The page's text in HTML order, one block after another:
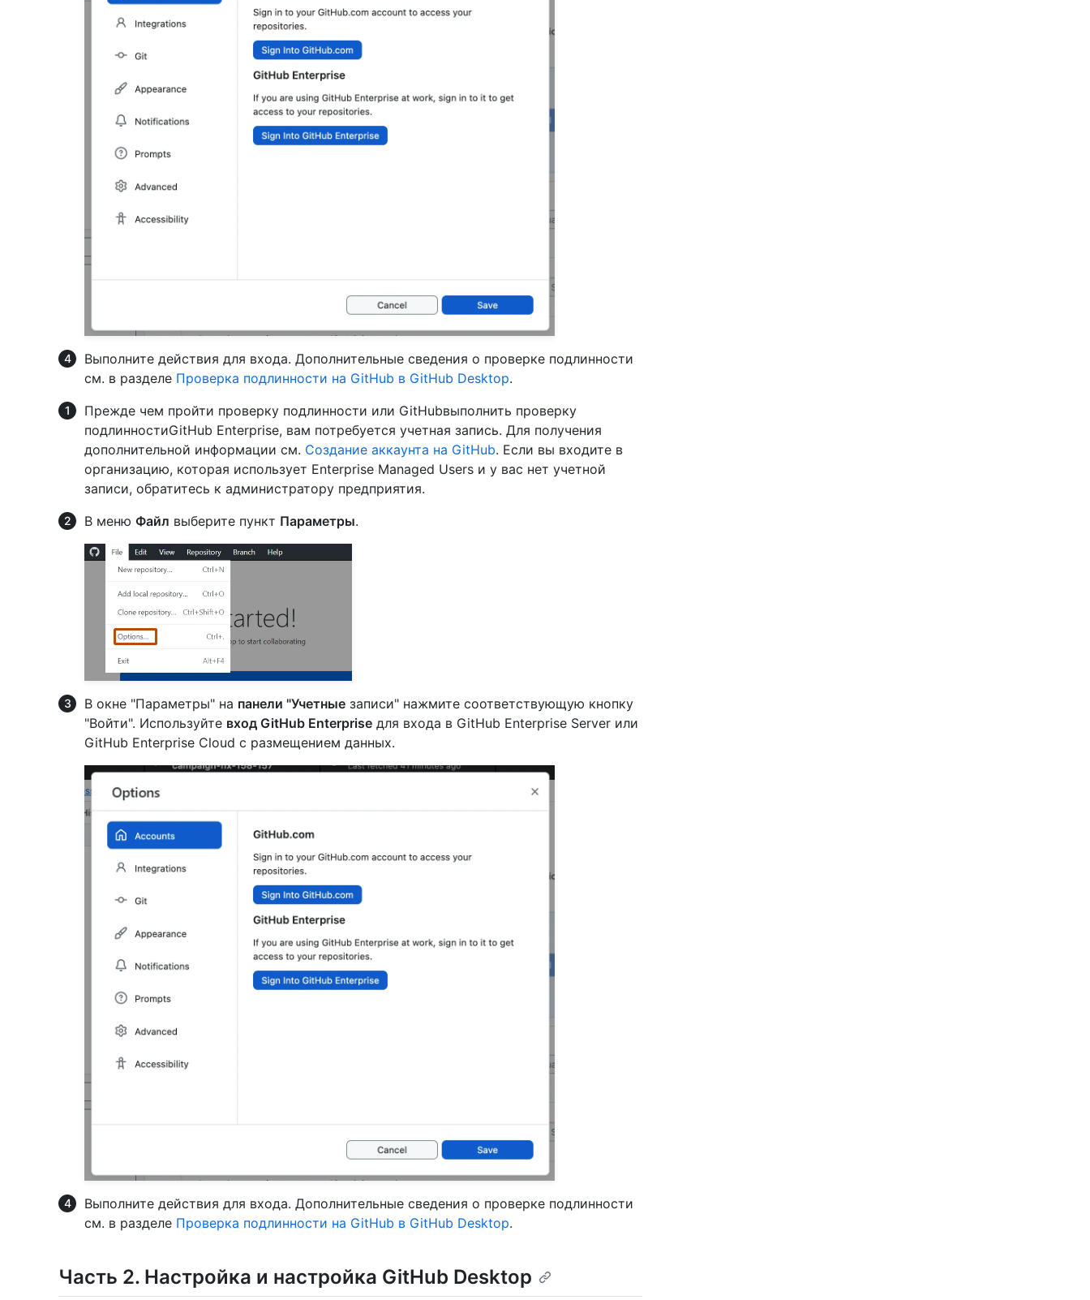
Выполните действия для входа. Дополнительные сведения о проверке подлинности
см. в разделе Проверка подлинности на GitHub в GitHub Desktop.
Прежде чем пройти проверку подлинности или GitHubвыполнить проверку
подлинностиGitHub Enterprise, вам потребуется учетная запись. Для получения
дополнительной информации см. Создание аккаунта на GitHub. Если вы входите в
организацию, которая использует Enterprise Managed Users и у вас нет учетной
записи, обратитесь к администратору предприятия.
В меню Файл выберите пункт Параметры.
В окне "Параметры" на панели "Учетные записи" нажмите соответствующую кнопку
"Войти". Используйте вход GitHub Enterprise для входа в GitHub Enterprise Server или
GitHub Enterprise Cloud с размещением данных.
Выполните действия для входа. Дополнительные сведения о проверке подлинности
см. в разделе Проверка подлинности на GitHub в GitHub Desktop.
Часть 2. Настройка и настройка GitHub Desktop